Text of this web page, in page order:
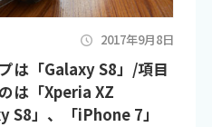
2017年9月8日
は「Galaxy S8」/項目
は「Xperia XZ
」、「iPhone 7」